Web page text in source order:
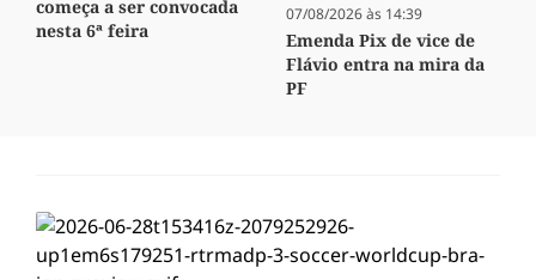
começa a ser convocada
nesta 6ª feira
07/08/2026 às 14:39
Emenda Pix de vice de
Flávio entra na mira da
PF